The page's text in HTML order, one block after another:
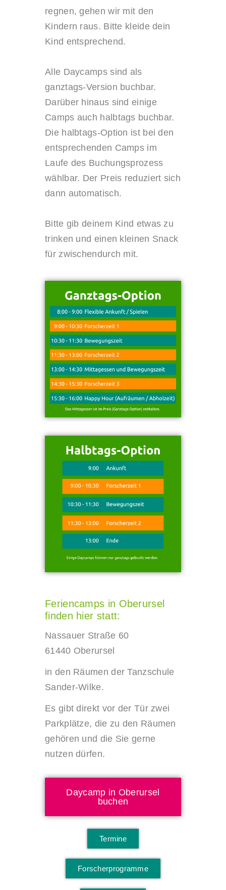
regnen, gehen wir mit den
Kindern raus. Bitte kleide dein
Kind entsprechend.
Alle Daycamps sind als
ganztags-Version buchbar.
Darüber hinaus sind einige
Camps auch halbtags buchbar.
Die halbtags-Option ist bei den
entsprechenden Camps im
Laufe des Buchungsprozess
wählbar. Der Preis reduziert sich
dann automatisch.
Bitte gib deinem Kind etwas zu
trinken und einen kleinen Snack
für zwischendurch mit.
Feriencamps in Oberursel
finden hier statt:
Nassauer Straße 60
61440 Oberursel
in den Räumen der Tanzschule
Sander-Wilke.
Es gibt direkt vor der Tür zwei
Parkplätze, die zu den Räumen
gehören und die Sie gerne
nutzen dürfen.
Daycamp in Oberursel
buchen
Termine
Forscherprogramme